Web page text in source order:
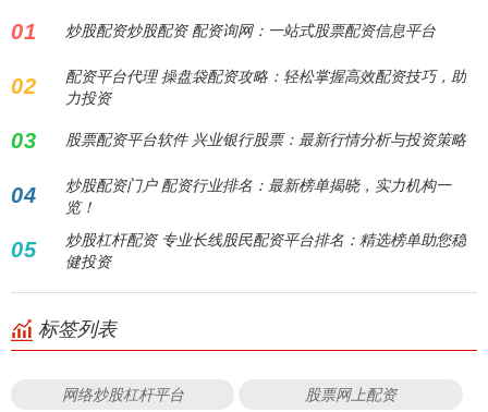
01 炒股配资炒股配资 配资询网：一站式股票配资信息平台
02
配资平台代理 操盘袋配资攻略：轻松掌握高效配资技巧，助
力投资
03 股票配资平台软件 兴业银行股票：最新行情分析与投资策略
04
炒股配资门户 配资行业排名：最新榜单揭晓，实力机构一
览！
05
炒股杠杆配资 专业长线股民配资平台排名：精选榜单助您稳
健投资
标签列表
网络炒股杠杆平台 股票网上配资